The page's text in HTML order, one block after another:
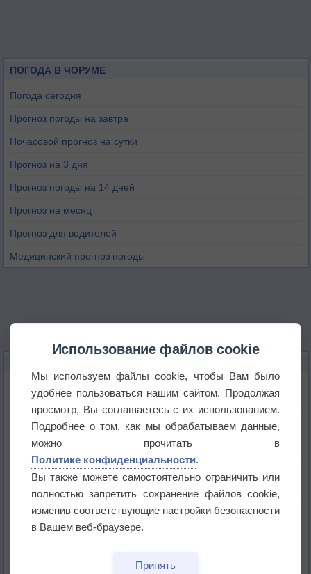
ПОГОДА В ЧОРУМЕ
Погода сегодня
Прогноз погоды на завтра
Почасовой прогноз на сутки
Прогноз на 3 дня
Прогноз погоды на 14 дней
Прогноз на месяц
Прогноз для водителей
Медицинский прогноз погоды
Космическая погода влияет на транспорт
Приложение построит маршрут через тень
Атмосфера начала замерзать
В Приморье обнаружены морские волны тепла
Использование файлов cookie
Мы используем файлы cookie, чтобы Вам было
удобнее пользоваться нашим сайтом. Продолжая
просмотр, Вы соглашаетесь с их использованием.
Подробнее о том, как мы обрабатываем данные,
можно прочитать в
Политике конфиденциальности.
Вы также можете самостоятельно ограничить или
полностью запретить сохранение файлов cookie,
изменив соответствующие настройки безопасности
в Вашем веб-браузере.
Принять